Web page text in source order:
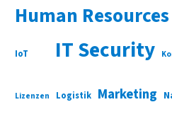
Human Resources
IoT IT Security
Lizenzen Logistik Marketing